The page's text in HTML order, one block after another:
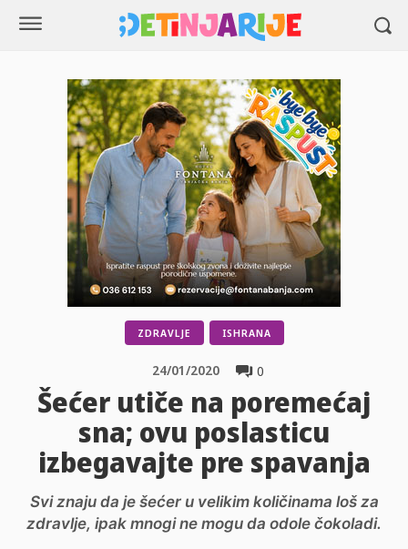
ZDRAVLJE ISHRANA
0
24/01/2020
Šećer utiče na poremećaj
sna; ovu poslasticu
izbegavajte pre spavanja
Svi znaju da je šećer u velikim količinama loš za
zdravlje, ipak mnogi ne mogu da odole čokoladi.